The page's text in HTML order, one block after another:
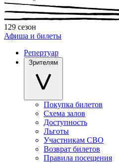
129 сезон
Афиша и билеты
Репертуар
Зрителям
Покупка билетов
Схема залов
Доступность
Льготы
Участникам СВО
Возврат билетов
Правила посещения